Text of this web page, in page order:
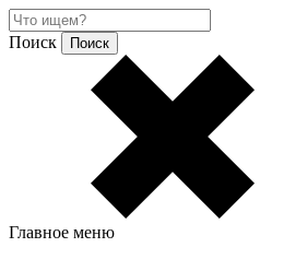
Поиск
Главное меню